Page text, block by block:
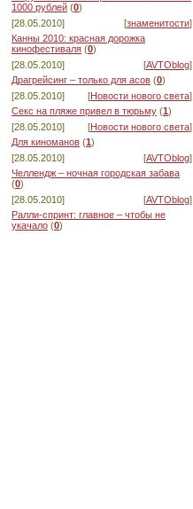
1000 рублей (0)
[28.05.2010]
[знаменитости]
Канны 2010: красная дорожка
кинофестиваля (0)
[28.05.2010]
[AVTOblog]
Драгрейсинг – только для асов (0)
[28.05.2010]
[Новости нового света]
Секс на пляже привел в тюрьму (1)
[28.05.2010]
[Новости нового света]
Для киноманов (1)
[28.05.2010]
[AVTOblog]
Челлендж – ночная городская забава
(0)
[28.05.2010]
[AVTOblog]
Ралли-спринт: главное – чтобы не
укачало (0)